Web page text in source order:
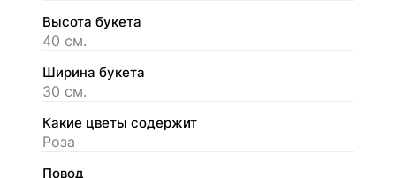
Высота букета
40 см.
Ширина букета
30 см.
Какие цветы содержит
Роза
Повод